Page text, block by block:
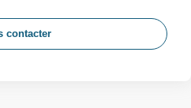
contacter